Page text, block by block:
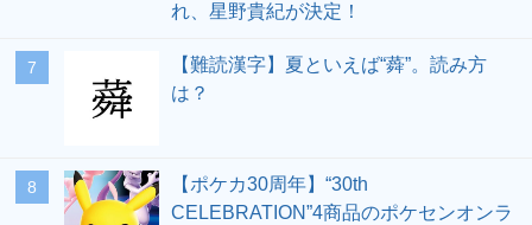
れ、星野貴紀が決定！
7
【難読漢字】夏といえば“蕣”。読み方
は？
8
【ポケカ30周年】“30th
CELEBRATION”4商品のポケセンオンラ